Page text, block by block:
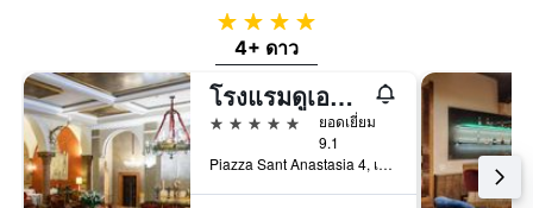
4 ดาว
4+ ดาว
โรงแรมดูเอตอร์รี
5 ดาว
ยอดเยี่ยม
9.1
Piazza Sant Anastasia 4, เวโรนา, เวเนโต, อิตาลี